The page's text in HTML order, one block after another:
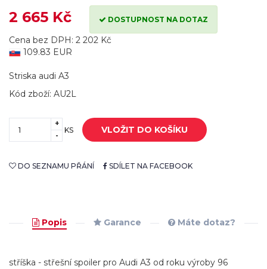
2 665 Kč DOSTUPNOST NA DOTAZ
Cena bez DPH: 2 202 Kč
109.83 EUR
Striska audi A3
Kód zboží: AU2L
+
-
KS VLOŽIT DO KOŠÍKU
DO SEZNAMU PŘÁNÍ SDÍLET NA FACEBOOK
Popis Garance Máte dotaz?
stříška - střešní spoiler pro Audi A3 od roku výroby 96